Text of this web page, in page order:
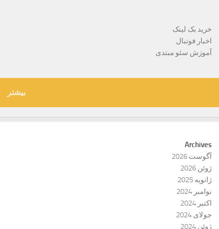
خرید بک لینک
اخبار فوتبال
آموزش سئو مبتدی
بیشتر
Archives
آگوست 2026
ژوئن 2026
ژانویه 2025
نوامبر 2024
اکتبر 2024
جولای 2024
ژوئن 2024